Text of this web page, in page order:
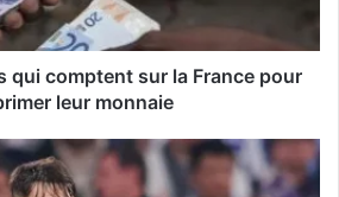
qui comptent sur la France pour
leur monnaie